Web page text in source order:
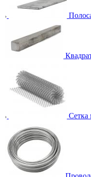
Сетка